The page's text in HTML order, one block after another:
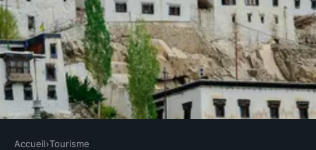
Accueil›Tourisme